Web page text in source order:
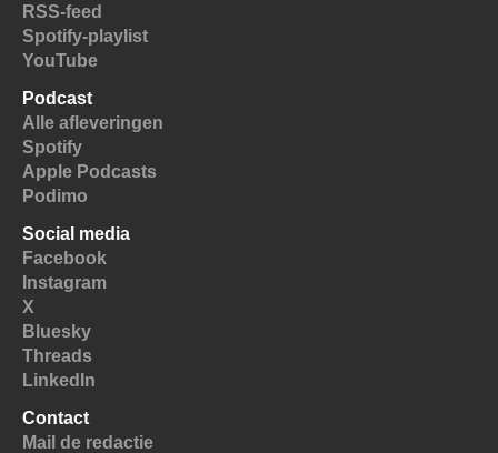
RSS-feed
Spotify-playlist
YouTube
Podcast
Alle afleveringen
Spotify
Apple Podcasts
Podimo
Social media
Facebook
Instagram
X
Bluesky
Threads
LinkedIn
Contact
Mail de redactie